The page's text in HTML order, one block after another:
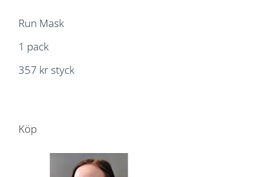
Run Mask
1 pack
357 kr styck
Köp